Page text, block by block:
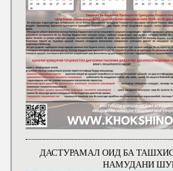
ДАСТУРАМАЛ ОИД БА
НАМУДАНИ